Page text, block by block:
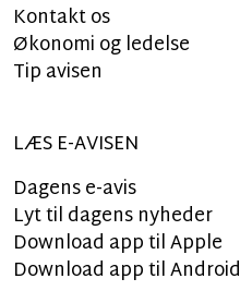
Kontakt os
Økonomi og ledelse
Tip avisen
LÆS E-AVISEN
Dagens e-avis
Lyt til dagens nyheder
Download app til Apple
Download app til Android